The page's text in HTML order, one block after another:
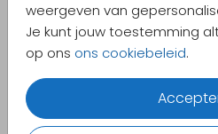
weergeven van
Je kunt jouw toestemming
op ons ons cookiebeleid.
GOUDFOLIE